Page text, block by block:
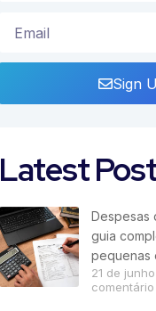
Sign
Latest
Despesas
guia
pequenas
21 de
comentário